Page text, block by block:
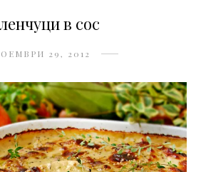
в сос
29, 2012